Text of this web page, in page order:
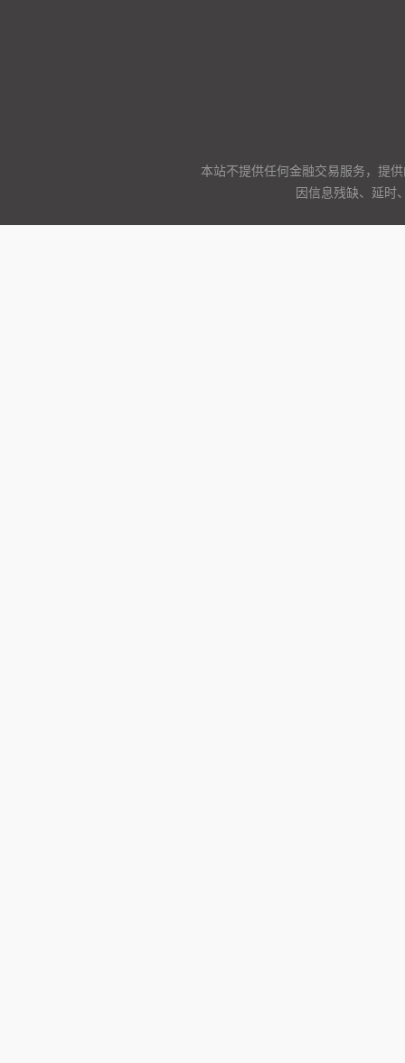
本站不提供任何金融交易服务，提
因信息残缺、延时